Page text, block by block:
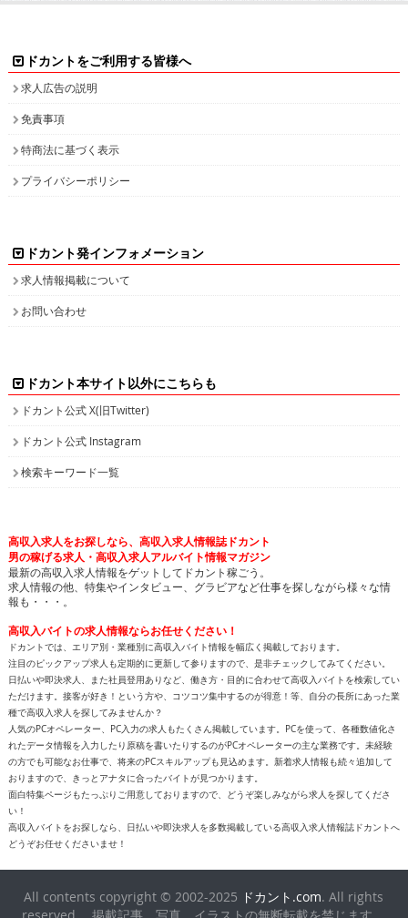
ドカントをご利用する皆様へ
求人広告の説明
免責事項
特商法に基づく表示
プライバシーポリシー
ドカント発インフォメーション
求人情報掲載について
お問い合わせ
ドカント本サイト以外にこちらも
ドカント公式 X(旧Twitter)
ドカント公式 Instagram
検索キーワード一覧
高収入求人をお探しなら、高収入求人情報誌ドカント
男の稼げる求人・高収入求人アルバイト情報マガジン
最新の高収入求人情報をゲットしてドカント稼ごう。
求人情報の他、特集やインタビュー、グラビアなど仕事を探しながら様々な情
報も・・・。
高収入バイトの求人情報ならお任せください！
ドカントでは、エリア別・業種別に高収入バイト情報を幅広く掲載しております。
注目のピックアップ求人も定期的に更新して参りますので、是非チェックしてみてください。
日払いや即決求人、また社員登用ありなど、働き方・目的に合わせて高収入バイトを検索してい
ただけます。接客が好き！という方や、コツコツ集中するのが得意！等、自分の長所にあった業
種で高収入求人を探してみませんか？
人気のPCオペレーター、PC入力の求人もたくさん掲載しています。PCを使って、各種数値化さ
れたデータ情報を入力したり原稿を書いたりするのがPCオペレーターの主な業務です。未経験
の方でも可能なお仕事で、将来のPCスキルアップも見込めます。新着求人情報も続々追加して
おりますので、きっとアナタに合ったバイトが見つかります。
面白特集ページもたっぷりご用意しておりますので、どうぞ楽しみながら求人を探してくださ
い！
高収入バイトをお探しなら、日払いや即決求人を多数掲載している高収入求人情報誌ドカントへ
どうぞお任せくださいませ！
All contents copyright © 2002-2025 ドカント.com. All rights